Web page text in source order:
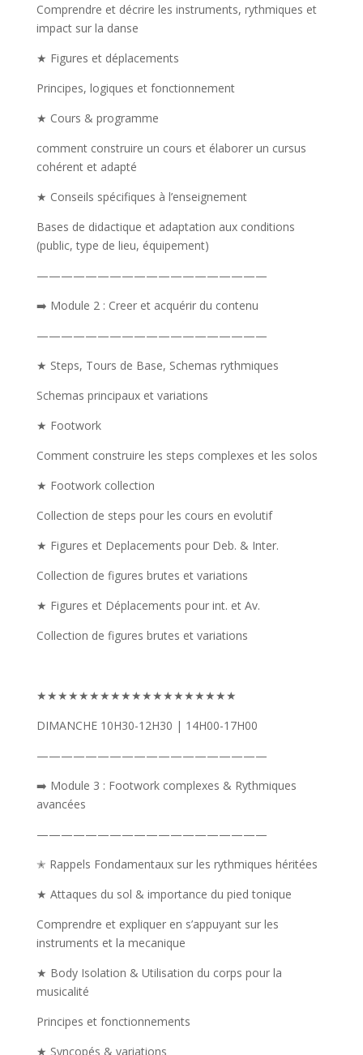
Comprendre et décrire les instruments, rythmiques et
impact sur la danse
★ Figures et déplacements
Principes, logiques et fonctionnement
★ Cours & programme
comment construire un cours et élaborer un cursus
cohérent et adapté
★ Conseils spécifiques à l’enseignement
Bases de didactique et adaptation aux conditions
(public, type de lieu, équipement)
———————————————————
➡️ Module 2 : Creer et acquérir du contenu
———————————————————
★ Steps, Tours de Base, Schemas rythmiques
Schemas principaux et variations
★ Footwork
Comment construire les steps complexes et les solos
★ Footwork collection
Collection de steps pour les cours en evolutif
★ Figures et Deplacements pour Deb. & Inter.
Collection de figures brutes et variations
★ Figures et Déplacements pour int. et Av.
Collection de figures brutes et variations
★★★★★★★★★★★★★★★★★★★
DIMANCHE 10H30-12H30 | 14H00-17H00
———————————————————
➡️ Module 3 : Footwork complexes & Rythmiques
avancées
———————————————————
✭ Rappels Fondamentaux sur les rythmiques héritées
★ Attaques du sol & importance du pied tonique
Comprendre et expliquer en s’appuyant sur les
instruments et la mecanique
★ Body Isolation & Utilisation du corps pour la
musicalité
Principes et fonctionnements
★ Syncopés & variations